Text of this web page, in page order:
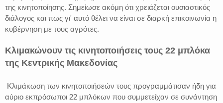
της κινητοποίησης. Σημείωσε ακόμη ότι χρειάζεται ουσιαστικός
διάλογος και πως γι' αυτό θέλει να είναι σε διαρκή επικοινωνία η
κυβέρνηση με τους αγρότες.
Κλιμακώνουν τις κινητοποιήσεις τους 22 μπλόκα
της Κεντρικής Μακεδονίας
Κλιμάκωση των κινητοποιήσεών τους προγραμμάτισαν ήδη για
αύριο εκπρόσωποι 22 μπλόκων που συμμετείχαν σε συνάντηση